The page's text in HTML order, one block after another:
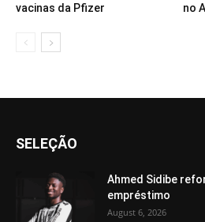
vacinas da Pfizer
no
SELEÇÃO
Ahmed Sidibe
empréstimo
August 6, 2026